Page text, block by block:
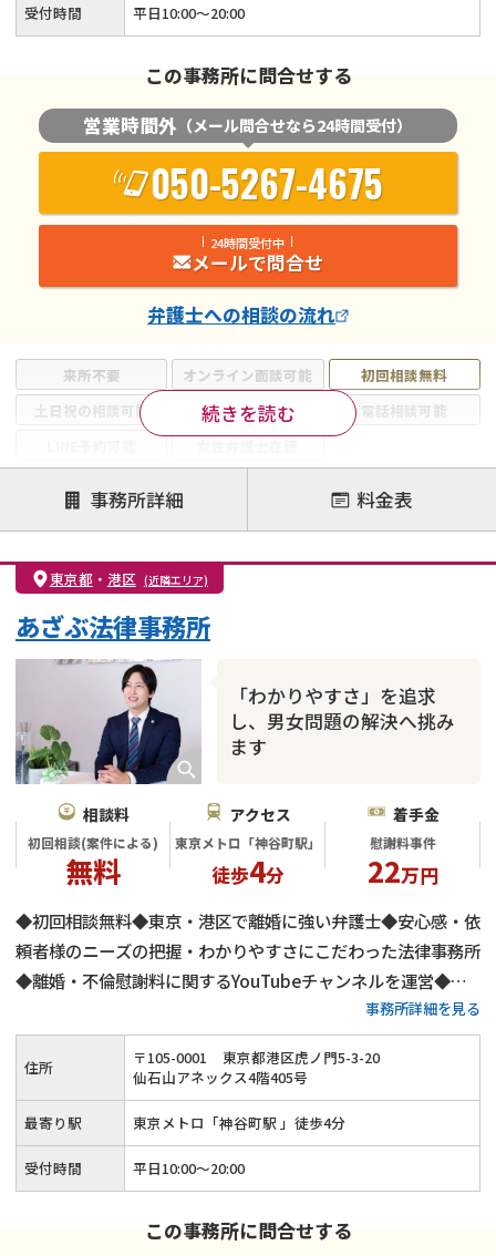
来所不要 オンライン面談可能
初回相談無料
土日祝の相談可能
19時以降電話可能
電話相談可能
注力案件
離婚前相談
離婚調停
離婚裁判
親権・面会交流権
DV
モラハラ
不貞・不倫慰謝料請求
国際離婚
財産分与
続きを読む
受付時間 平日10:00～20:00
この事務所に問合せする
営業時間外 （メール問合せなら24時間受付）
050-5267-4675
24時間受付中
メールで問合せ
弁護士への相談の流れ
事務所詳細 料金表
東京都 ・ 港区 (近隣エリア)
「わかりやすさ」を追求
し、男女問題の解決へ挑み
ます
あざぶ法律事務所
相談料
初回相談(案件による)
無料
アクセス
東京メトロ「神谷町駅」
徒歩4分
着手金
慰謝料事件
22万円
◆初回相談無料◆東京・港区で離婚に強い弁護士◆安心感・依
頼者様のニーズの把握・わかりやすさにこだわった法律事務所
◆離婚・不倫慰謝料に関するYouTubeチャンネルを運営◆不
事務所詳細を見る
住所 〒105-0001
東京都港区虎ノ門5-3-20
仙石山アネックス4階405号
最寄り駅 東京メトロ「神谷町駅 」徒歩4分
受付時間 平日10:00～20:00
この事務所に問合せする